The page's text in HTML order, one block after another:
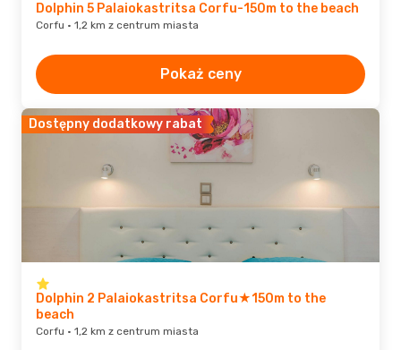
Dolphin 5 Palaiokastritsa Corfu-150m to the beach
Corfu · 1,2 km z centrum miasta
Pokaż ceny
Dostępny dodatkowy rabat
Dolphin 2 Palaiokastritsa Corfu★150m to the
beach
Corfu · 1,2 km z centrum miasta